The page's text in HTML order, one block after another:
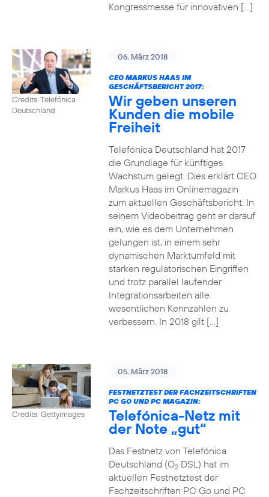
Kongressmesse für innovativen […]
Credits: Telefónica
Deutschland
06. März 2018
CEO MARKUS HAAS IM
GESCHÄFTSBERICHT 2017:
Wir geben unseren
Kunden die mobile
Freiheit
Telefónica Deutschland hat 2017
die Grundlage für künftiges
Wachstum gelegt. Dies erklärt CEO
Markus Haas im Onlinemagazin
zum aktuellen Geschäftsbericht. In
seinem Videobeitrag geht er darauf
ein, wie es dem Unternehmen
gelungen ist, in einem sehr
dynamischen Marktumfeld mit
starken regulatorischen Eingriffen
und trotz parallel laufender
Integrationsarbeiten alle
wesentlichen Kennzahlen zu
verbessern. In 2018 gilt […]
Credits: Gettyimages
05. März 2018
FESTNETZTEST DER FACHZEITSCHRIFTEN
PC GO UND PC MAGAZIN:
Telefónica-Netz mit
der Note „gut“
Das Festnetz von Telefónica
Deutschland (O2DSL) hat im
aktuellen Festnetztest der
Fachzeitschriften PC Go und PC